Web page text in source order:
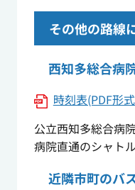
その他の路線
西知多総合病
時刻表(PDF形
公立西知多総合病
病院直通のシャト
近隣市町のバ